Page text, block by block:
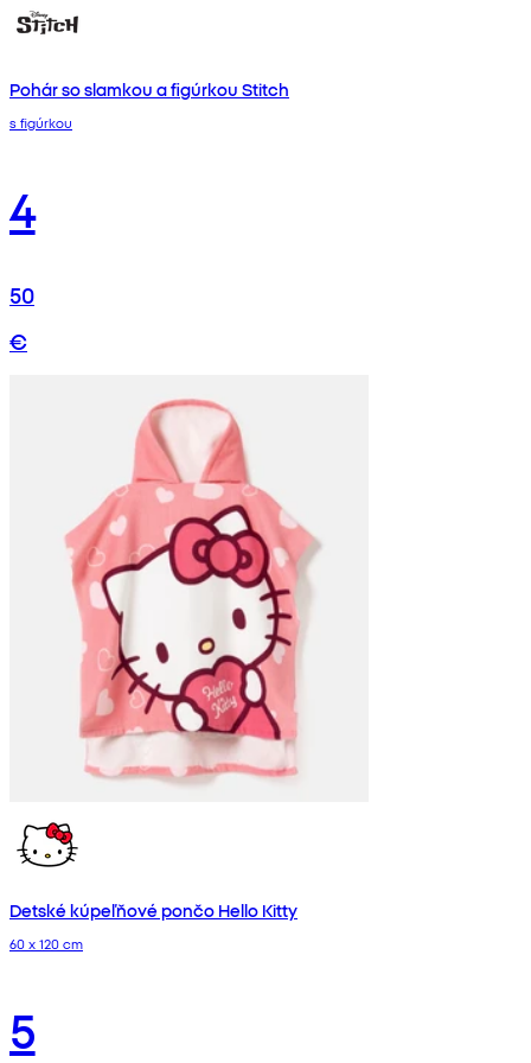
Pohár so slamkou a figúrkou Stitch
s figúrkou
4
50
€
Detské kúpeľňové pončo Hello Kitty
60 x 120 cm
5